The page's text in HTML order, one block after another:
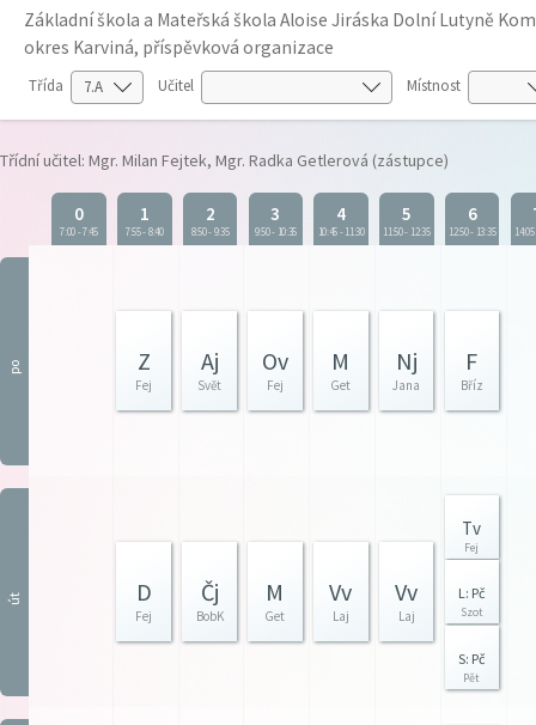
Základní škola a Mateřská škola Aloise Jiráska Dolní Lutyně
okres Karviná, příspěvková organizace
Třída Učitel Místnost
Třídní učitel: Mgr. Milan Fejtek, Mgr. Radka Getlerová (zástupce)
0
7:00-7:45
1
7:55-8:40
2
8:50-9:35
3
9:50- 10:35
4
10:45-11:30
5
11:50- 12:35
6
12:50- 13:35 14:05
po Z
Fej
Aj
Svět
Ov
Fej
M
Get
Nj
Jana
F
Bříz
út D
Fej
Čj
BobK
M
Get
Vv
Laj
Vv
Laj
Tv
Fej
L: Pč
Szot
S: Pč
Pět